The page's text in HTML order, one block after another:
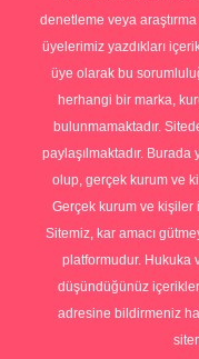
denetleme veya
üyelerimiz yazdıkları
üye olarak bu
herhangi bir marka,
bulunmamaktadır.
paylaşılmaktadır.
olup, gerçek kurum ve
Gerçek kurum ve
Sitemiz, kar amacı
platformudur. Hukuka
düşündüğünüz
adresine bildirmeniz